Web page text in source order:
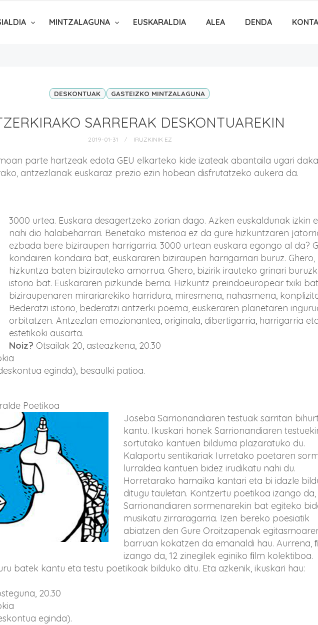
MINTZALAGUNA EUSKARALDIA ALEA DENDA
DESKONTUAK GASTEIZKO MINTZALAGUNA
SARRERAK DESKONTUAREKIN
2019-01-31 IRUZKINIK EZ
parte hartzeak edota GEU elkarteko kide izateak abantaila ugari
antzezlanak euskaraz prezio ezin hobean disfrutatzeko aukera da.
3000 urtea. Euskara desagertzeko zorian dago. Azken euskaldunak izkin
nahi dio halabeharrari. Benetako misterioa ez da gure hizkuntzaren
ezbada bere biziraupen harrigarria. 3000 urtean euskara egongo al da?
kondairen kondaira bat, euskararen biziraupen harrigarriari buruz. Ghero,
hizkuntza baten bizirauteko amorrua. Ghero, bizirik irauteko grinari
istorio bat. Euskararen pizkunde berria. Hizkuntz preindoeuropear txiki
biziraupenaren mirariarekiko harridura, miresmena, nahasmena,
Bederatzi istorio, bederatzi antzerki poema, euskeraren planetaren
orbitatzen. Antzezlan emozionantea, originala, dibertigarria, harrigarria
estetikoki ausarta.
Noiz? Otsailak 20, asteazkena, 20.30
eginda), besaulki patioa.
Poetikoa
Joseba Sarrionandiaren testuak sarritan
kantu. Ikuskari honek Sarrionandiaren
sortutako kantuen bilduma plazaratuko du.
Kalaportu sentikariak Iurretako poetaren
lurraldea kantuen bidez irudikatu nahi du.
Horretarako hamaika kantari eta bi idazle
ditugu tauletan. Kontzertu poetikoa izango da,
Sarrionandiaren sormenarekin bat egiteko
musikatu zirraragarria. Izen bereko poesiatik
abiatzen den Gure Oroitzapenak
barruan kokatzen da emanaldi hau. Aurrena,
izango da, 12 zinegilek eginiko ﬁlm kolektiboa.
batek kantu eta testu poetikoak bilduko ditu. Eta azkenik, ikuskari hau:
20.30
eginda).